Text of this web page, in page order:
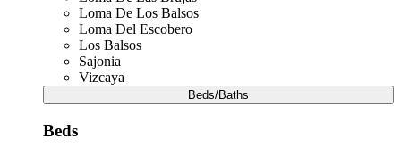
Loma De Los Balsos
Loma Del Escobero
Los Balsos
Sajonia
Vizcaya
Beds/Baths
Beds